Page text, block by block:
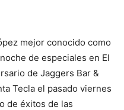
mejor conocido como
de especiales en El
de Jaggers Bar &
Tecla el pasado viernes
de éxitos de las